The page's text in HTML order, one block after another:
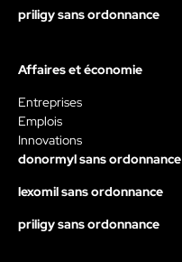
priligy sans ordonnance
Affaires et économie
Entreprises
Emplois
Innovations
donormyl sans ordonnance
lexomil sans ordonnance
priligy sans ordonnance